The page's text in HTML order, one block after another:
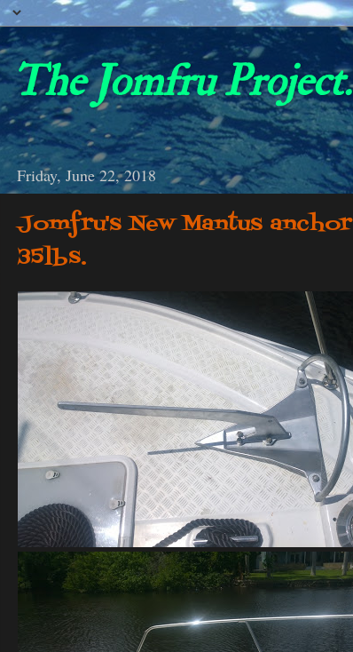
The Jomfru Project.
Friday, June 22, 2018
Jomfru's New Mantus anchor
35lbs.